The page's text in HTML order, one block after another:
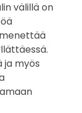
välillä on
ja myös